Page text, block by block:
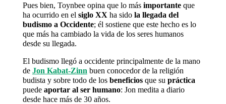
Pues bien, Toynbee opina que lo másimportanteque
ha ocurrido en el siglo XX ha sido la llegada del
budismo a Occidente; él sostiene que este hecho es lo
que más ha cambiado la vida de los seres humanos
desde su llegada.
El budismo llegó a occidente principalmente de la mano
de Jon Kabat-Zinn buen conocedor de la religión
budista y sobre todo de los beneficiosque su práctica
puede aportar al ser humano: Jon medita a diario
desde hace más de 30 años.